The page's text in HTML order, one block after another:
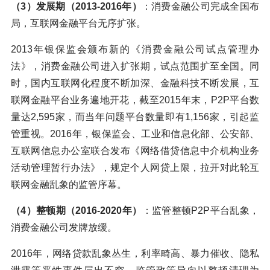
（3）发展期（2013-2016年）
：消费金融公司完成全国布
局，互联网金融平台无序扩张。
2013年银保监会颁布新的《消费金融公司试点管理办
法》，消费金融公司进入扩张期，试点范围扩至全国。同
时，国内互联网化程度不断加深、金融科技不断发展，互
联网金融平台业务遍地开花，截至2015年末，P2P平台数
量达2,595家，而当年问题平台数量即有1,156家，引起监
管重视。2016年，银保监会、工业和信息化部、公安部、
互联网信息办公室联合发布《网络借贷信息中介机构业务
活动管理暂行办法》，规定个人网贷上限，拉开对此轮互
联网金融乱象的监管序幕。
（4）整顿期（2016-2020年）
：监管整顿P2P平台乱象，
消费金融公司发牌放缓。
2016年，网络贷款乱象丛生，利率畸高、暴力催收、隐私